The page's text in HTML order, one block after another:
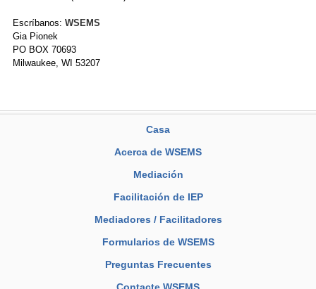
Escríbanos: WSEMS
Gia Pionek
PO BOX 70693
Milwaukee, WI 53207
Casa
Acerca de WSEMS
Mediación
Facilitación de IEP
Mediadores / Facilitadores
Formularios de WSEMS
Preguntas Frecuentes